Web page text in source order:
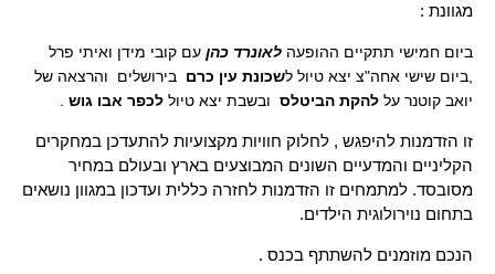
מגוונת :
ביום חמישי תתקיים ההופעה לאונרד כהן עם קובי מידן ואיתי פרל
,ביום שישי אחה"צ יצא טיול לשכונת עין כרם בירושלים והרצאה של
יואב קוטנר על להקת הביטלס ובשבת יצא טיול לכפר אבו גוש
זו הזדמנות להיפגש , לחלוק חוויות מקצועיות להתעדכן במחקרים
הקליניים והמדעיים השונים המבוצעים בארץ ובעולם במחיר
מסובסד. למתמחים זו הזדמנות לחזרה כללית ועדכון במגוון נושאים
בתחום נוירולוגית הילדים.
הנכם מוזמנים להשתתף בכנס .